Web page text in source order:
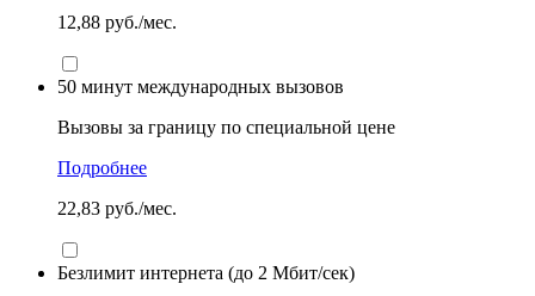
12,88 руб./мес.
50 минут международных вызовов
Вызовы за границу по специальной цене
Подробнее
22,83 руб./мес.
Безлимит интернета (до 2 Мбит/сек)